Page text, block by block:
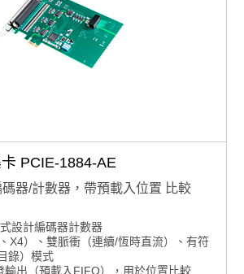
PCIE-1884-AE
器/計數器，帶預載入位置 比較
設計編碼器計數器
X4）、雙脈衝（連續/恆時直流）、有符
錄）模式
輸出（預載入FIFO），用於位置比較